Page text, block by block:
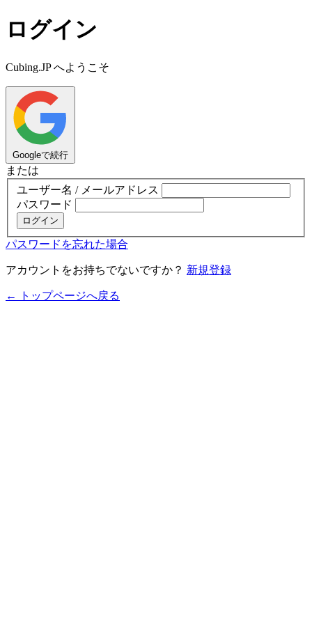
ログイン
Cubing.JP へようこそ
Googleで続行
または
ユーザー名 / メールアドレス
パスワード
ログイン
パスワードを忘れた場合
アカウントをお持ちでないですか？ 新規登録
← トップページへ戻る